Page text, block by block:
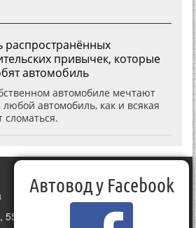
распространённых
привычек, которые
автомобиль
автомобиле мечтают
автомобиль, как и всякая
сломаться.
Київ, Україна
Автовод у Facebook